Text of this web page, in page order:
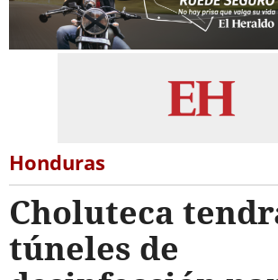
Honduras
Choluteca
túneles de